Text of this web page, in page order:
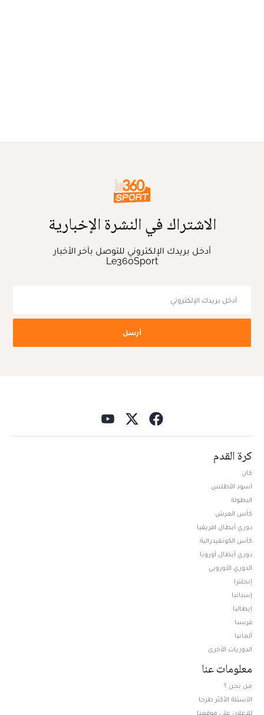
الاشتراك في النشرة الإخبارية
أدخل بريدك الإلكتروني للتوصل بآخر الأخبار
Le360Sport
أرسل
كرة القدم
كان
أسود الأطلس
البطولة
كأس العرش
دوري أبطال افريقيا
كأس الكونفيدرالية
دوري أبطال أوروبا
الدوري الأوروبي
إنجلترا
إسبانيا
إيطاليا
فرنسا
ألمانيا
الدوريات الأخرى
معلومات عنا
من نحن ؟
الأسئلة الأكثر طرحا
للإعلان على موقعنا